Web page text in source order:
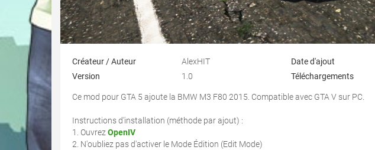
Créateur / Auteur AlexHIT Date d'ajout
Version
1.0 Téléchargements
Ce mod pour GTA 5 ajoute la BMW M3 F80 2015. Compatible avec GTA V sur PC.
Instructions d'installation (méthode par ajout) :
1. OuvrezOpenIV
2. N'oubliez pas d'activer le Mode Édition (Edit Mode)